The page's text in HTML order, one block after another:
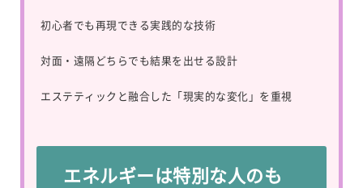
初心者でも再現できる実践的な技術
対面・遠隔どちらでも結果を出せる設計
エステティックと融合した「現実的な変化」を重視
エネルギーは特別な人のも